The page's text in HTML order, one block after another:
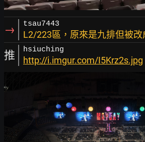
→ tsau7443
L2/223區，原來是九排但被改
推 hsiuching
http://i.imgur.com/I5Krz2s.jpg